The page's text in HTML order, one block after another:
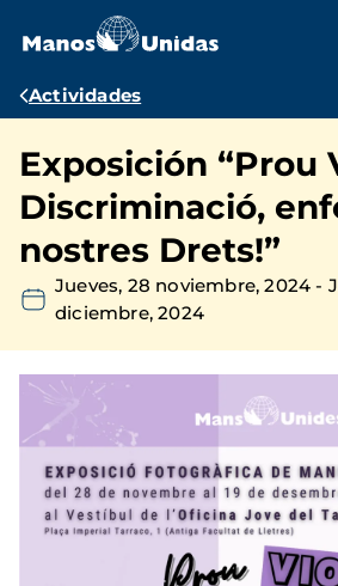
contenido
Ruta
navegación
Actividades
Exposición “Prou
Discriminació,
nostres Drets!”
Jueves, 28 noviembre, 2024 -
diciembre, 2024